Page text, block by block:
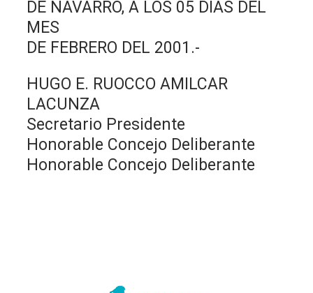
DE NAVARRO, A LOS 05 DIAS DEL
MES
DE FEBRERO DEL 2001.-
HUGO E. RUOCCO AMILCAR
LACUNZA
Secretario Presidente
Honorable Concejo Deliberante
Honorable Concejo Deliberante